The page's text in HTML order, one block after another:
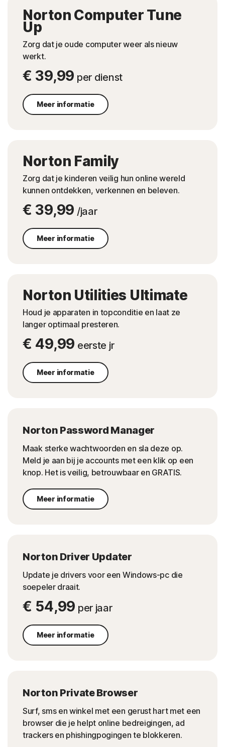
Norton Computer Tune
Up
Zorg dat je oude computer weer als nieuw
werkt.
€ 39,99 per dienst
Meer informatie
Norton Family
Zorg dat je kinderen veilig hun online wereld
kunnen ontdekken, verkennen en beleven.
€ 39,99 /jaar
Meer informatie
Norton Utilities Ultimate
Houd je apparaten in topconditie en laat ze
langer optimaal presteren.
€ 49,99 eerste jr
Meer informatie
Norton Password Manager
Maak sterke wachtwoorden en sla deze op.
Meld je aan bij je accounts met een klik op een
knop. Het is veilig, betrouwbaar en GRATIS.
Meer informatie
Norton Driver Updater
Update je drivers voor een Windows-pc die
soepeler draait.
€ 54,99 per jaar
Meer informatie
Norton Private Browser
Surf, sms en winkel met een gerust hart met een
browser die je helpt online bedreigingen, ad
trackers en phishingpogingen te blokkeren.